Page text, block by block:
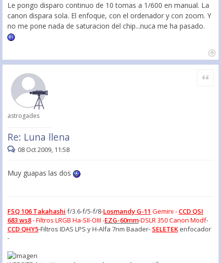
Le pongo disparo continuo de 10 tomas a 1/600 en manual. La
canon dispara sola. El enfoque, con el ordenador y con zoom. Y
no me pone nada de saturacion del chip...nuca me ha pasado.
astrogades
Re: Luna llena
Citar
08 Oct 2009, 11:58
Muy guapas las dos
FSQ 106 Takahashi f/3.6-f/5-f/8-Losmandy G-11 Gemini - CCD QSI
683 ws8- Filtros LRGB Ha-SII-OIII -EZG-60mm-DSLR 350 Canon Modf-
CCD QHY5-Filtros IDAS LPS y H-Alfa 7nm Baader- SELETEK enfocador
-